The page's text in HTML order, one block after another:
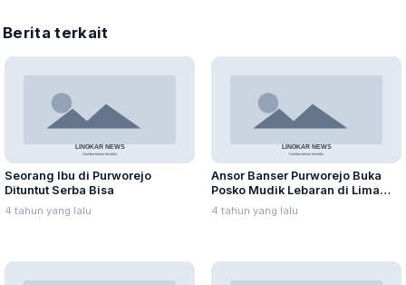
Berita terkait
Seorang Ibu di Purworejo
Dituntut Serba Bisa
4 tahun yang lalu
Ansor Banser Purworejo Buka
Posko Mudik Lebaran di Lima
Zona
4 tahun yang lalu